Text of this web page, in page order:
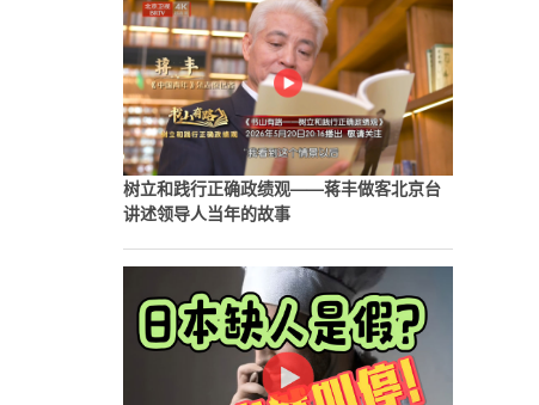
树立和践行正确政绩观——蒋丰做客北京台
讲述领导人当年的故事